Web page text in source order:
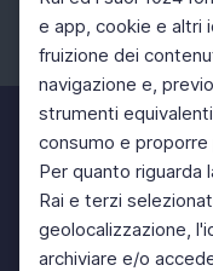
e app, cookie e altri
fruizione dei
navigazione e,
strumenti
consumo e
Per quanto
Rai e terzi
geolocalizzazione,
archiviare e/o
Facebook